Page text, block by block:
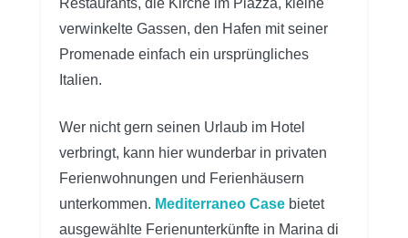
Restaurants, die Kirche im Piazza, kleine
verwinkelte Gassen, den Hafen mit seiner
Promenade einfach ein ursprüngliches
Italien.
Wer nicht gern seinen Urlaub im Hotel
verbringt, kann hier wunderbar in privaten
Ferienwohnungen und Ferienhäusern
unterkommen. Mediterraneo Case bietet
ausgewählte Ferienunterkünfte in Marina di